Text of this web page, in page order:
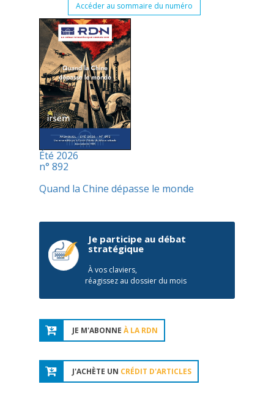
Accéder au sommaire du numéro
Été 2026
n° 892
Quand la Chine dépasse le monde
Je participe au débat
stratégique
À vos claviers,
réagissez au dossier du mois
JE M'ABONNE À LA RDN
J'ACHÈTE UN CRÉDIT D'ARTICLES